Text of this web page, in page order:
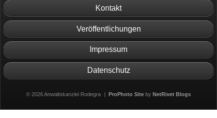
Kontakt
Veröffentlichungen
Impressum
Datenschutz
© 2026 Anwaltskanzlei Rodegra | ProPhoto Site byNetRivet Blogs